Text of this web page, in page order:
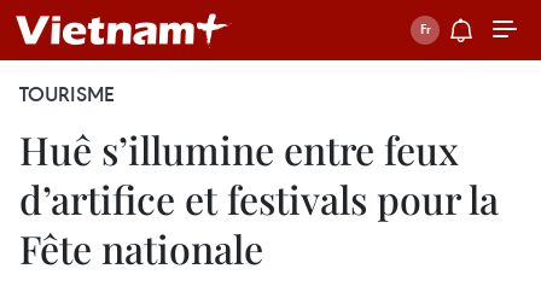
TOURISME
Huê s’illumine entre feux
d’artifice et festivals pour la
Fête nationale